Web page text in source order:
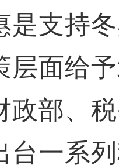
是支持
层面给
政部、
台一系